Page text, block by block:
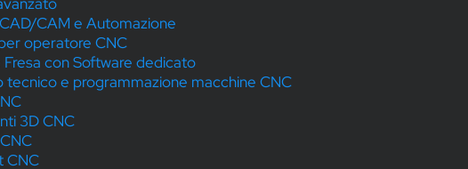
CAM e Automazione
operatore CNC
con Software dedicato
tecnico e programmazione macchine CNC
3D CNC
CNC